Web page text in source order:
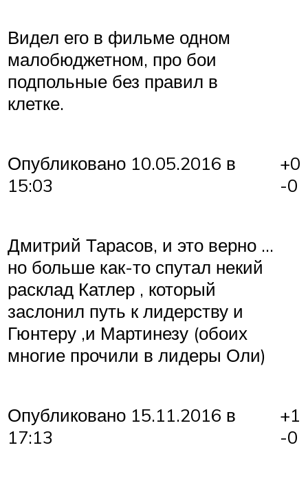
Видел его в фильме одном
малобюджетном, про бои
подпольные без правил в
клетке.
Опубликовано 10.05.2016 в
15:03
+0
-0
Дмитрий Тарасов, и это верно …
но больше как-то спутал некий
расклад Катлер , который
заслонил путь к лидерству и
Гюнтеру ,и Мартинезу (обоих
многие прочили в лидеры Оли)
Опубликовано 15.11.2016 в
17:13
+1
-0